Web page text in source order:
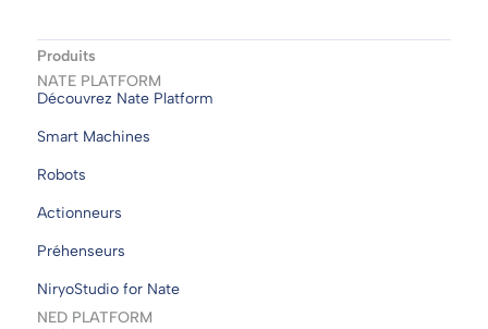
Produits
NATE PLATFORM
Découvrez Nate Platform
Smart Machines
Robots
Actionneurs
Préhenseurs
NiryoStudio for Nate
NED PLATFORM